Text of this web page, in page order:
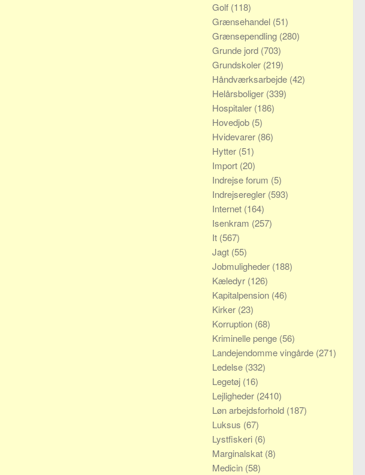
Golf (118)
Grænsehandel (51)
Grænsependling (280)
Grunde jord (703)
Grundskoler (219)
Håndværksarbejde (42)
Helårsboliger (339)
Hospitaler (186)
Hovedjob (5)
Hvidevarer (86)
Hytter (51)
Import (20)
Indrejse forum (5)
Indrejseregler (593)
Internet (164)
Isenkram (257)
It (567)
Jagt (55)
Jobmuligheder (188)
Kæledyr (126)
Kapitalpension (46)
Kirker (23)
Korruption (68)
Kriminelle penge (56)
Landejendomme vingårde (271)
Ledelse (332)
Legetøj (16)
Lejligheder (2410)
Løn arbejdsforhold (187)
Luksus (67)
Lystfiskeri (6)
Marginalskat (8)
Medicin (58)